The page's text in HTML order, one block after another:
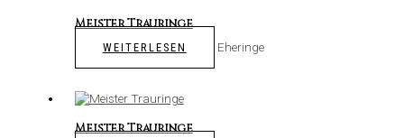
Meister Trauringe
WEITERLESEN Eheringe
Meister Trauringe